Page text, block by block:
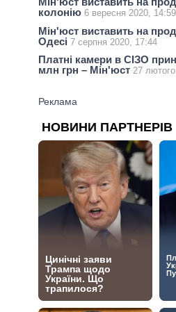
колонію 6 вересня 2020, 14:59
Мін'юст виставить на
Одесі 7 серпня 2020, 17:44
Платні камери в СІЗО
млн грн – Мін'юст 27